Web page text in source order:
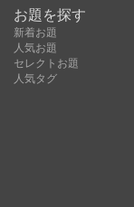
お題を探す
新着お題
人気お題
セレクトお題
人気タグ